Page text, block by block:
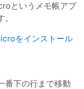
というメモ帳アプ
をインストール
番下の行まで移動